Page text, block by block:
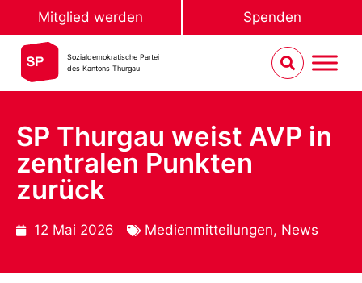
Mitglied werden Spenden
Sozialdemokratische Partei
des Kantons Thurgau
SP Thurgau weist AVP in
zentralen Punkten
zurück
12 Mai 2026 Medienmitteilungen, News